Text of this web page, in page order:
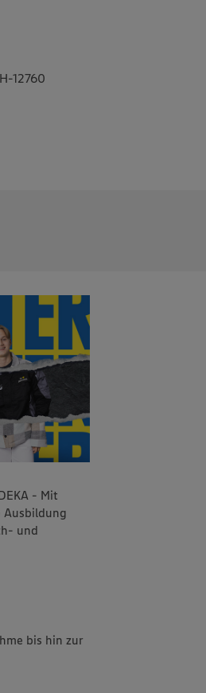
12760
- Mit
Ausbildung
und
bis hin zur